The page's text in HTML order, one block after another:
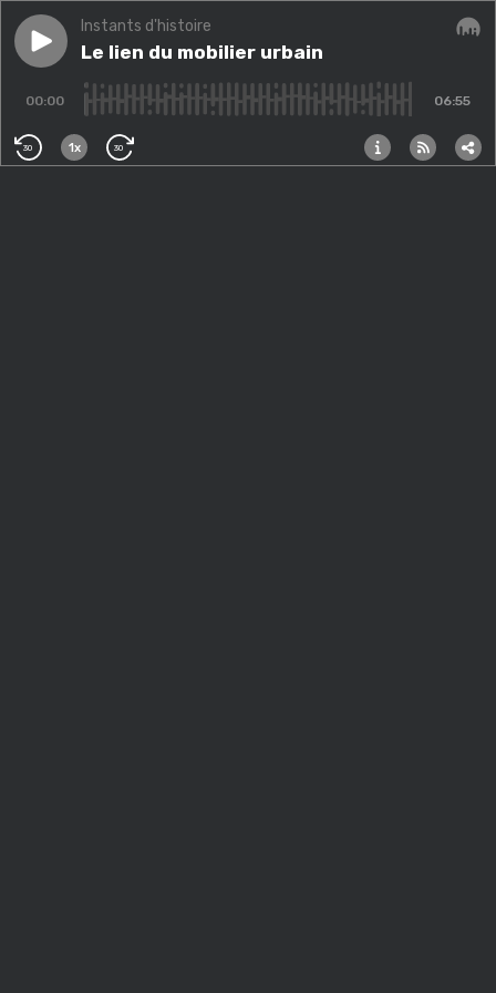
Play episodeLe lien du mobilier urbain
Instants d'histoire
Le lien du mobilier urbain
00:00 06:55
30 1x 30